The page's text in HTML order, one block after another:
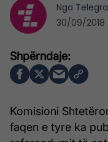
Komisioni
faqen e tyre ka
Nga
30/09/2018